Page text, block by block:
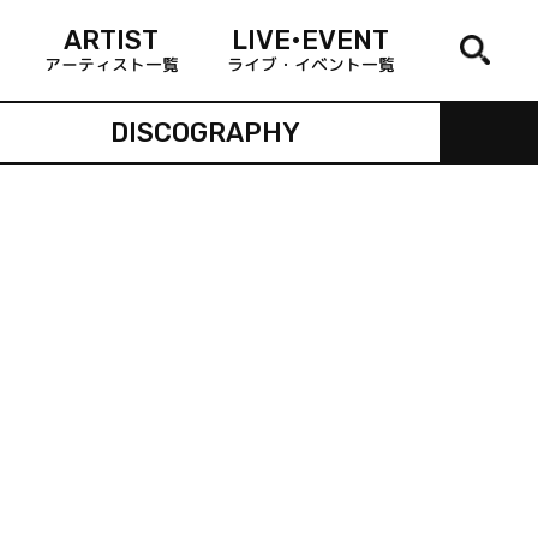
ARTIST
アーティスト一覧
LIVE•EVENT
ライブ・イベント一覧
DISCOGRAPHY